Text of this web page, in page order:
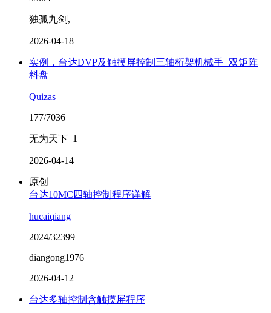
独孤九剑,
2026-04-18
实例，台达DVP及触摸屏控制三轴桁架机械手+双矩阵
料盘
Quizas
177/7036
无为天下_1
2026-04-14
原创
台达10MC四轴控制程序详解
hucaiqiang
2024/32399
diangong1976
2026-04-12
台达多轴控制含触摸屏程序